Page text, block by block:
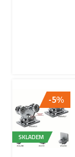
-5%
SKLADEM